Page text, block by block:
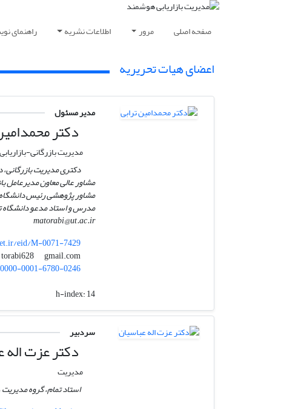
صفحه اصلی مرور اطلاعات نشریه راهنمای
اعضای هیات تحریریه
مدیر مسئول
دکتر
مدیریت بازرگانی-بازاریابی
دکتری مدیریت بازرگانی،
مشاور عالی معاون مدیرعامل
مشاور پژوهشی رئیس
مدرس و استاد مدعو دانشگاه
matorabi@ut.ac.ir
eid/M-0071-7429
gmail.com
0000-0001-6780-0246
h-index:14
سردبیر
دکتر عزت اله
مدیریت
استاد تمام، گروه